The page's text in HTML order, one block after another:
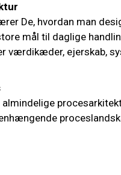
De, hvordan man
mål til daglige
værdikæder, ejerskab,